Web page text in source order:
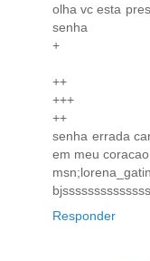
olha vc esta
senha
+
++
+++
++
senha errada
em meu coracao
Responder